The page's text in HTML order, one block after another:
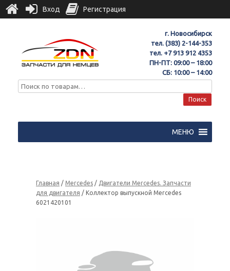
г. Новосибирск
тел. (383) 2-144-353
тел. +7 913 912 4353
ПН-ПТ: 09:00 – 18:00
СБ: 10:00 – 14:00
Поиск
МЕНЮ
Главная / Mercedes / Двигатели Mercedes. Запчасти
для двигателя / Коллектор выпускной Mercedes
6021420101
Вход Регистрация